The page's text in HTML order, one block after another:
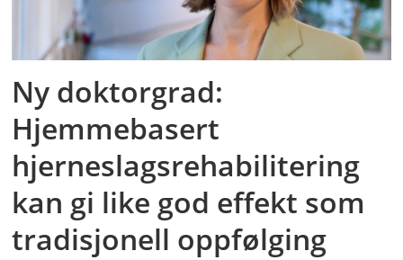
Ny doktorgrad:
Hjemmebasert
hjerneslagsrehabilitering
kan gi like god effekt som
tradisjonell oppfølging